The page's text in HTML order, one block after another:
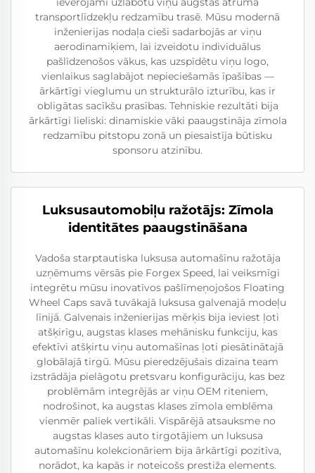
transportlīdzekļu redzamību trasē. Mūsu modernā
inženierijas nodaļa cieši sadarbojās ar viņu
aerodinamiķiem, lai izveidotu individuālus
pašlīdzenošos vākus, kas uzspīdētu viņu logo,
vienlaikus saglabājot nepieciešamās īpašības —
ārkārtīgi vieglumu un strukturālo izturību, kas ir
obligātas sacīkšu prasības. Tehniskie rezultāti bija
ārkārtīgi lieliski: dinamiskie vāki paaugstināja zīmola
redzamību pitstopu zonā un piesaistīja būtisku
sponsoru atzinību.
Luksusautomobiļu ražotājs: Zīmola
identitātes paaugstināšana
Vadoša starptautiska luksusa automašīnu ražotāja
uzņēmums vērsās pie Forgex Speed, lai veiksmīgi
integrētu mūsu inovatīvos pašlīmeņojošos Floating
Wheel Caps savā tuvākajā luksusa galvenajā modeļu
līnijā. Galvenais inženierijas mērķis bija ieviest ļoti
atšķirīgu, augstas klases mehānisku funkciju, kas
efektīvi atšķirtu viņu automašīnas ļoti piesātinātajā
globālajā tirgū. Mūsu pieredzējušais dizaina team
izstrādāja pielāgotu pretsvaru konfigurāciju, kas bez
problēmām integrējās ar viņu OEM riteniem,
nodrošinot, ka augstas klases zīmola emblēma
vienmēr paliek vertikāli. Vispārējā atsauksme no
augstas klases auto tirgotājiem un luksusa
automašīnu kolekcionāriem bija ārkārtīgi pozitīva,
norādot, ka kapās ir noteicošs prestiža elements.